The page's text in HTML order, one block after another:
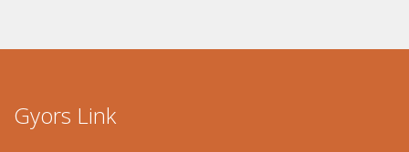
Gyors Link